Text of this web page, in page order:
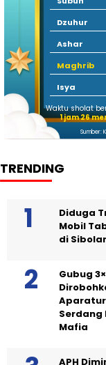
Dzuhur
Ashar
Maghrib
Isya
Waktu sholat
1 jam 26
Sumber:
TRENDING
Diduga
Mobil
di
Gubug
Aparatur
Serdang
Mafia
APH